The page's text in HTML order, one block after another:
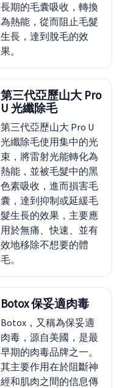
長期的毛囊吸收，轉換
為熱能，從而阻止毛髮
生長，達到脫毛的效
果。
第三代亞歷山大 Pro
U 光纖除毛
第三代亞歷山大 Pro U
光纖除毛使用集中的光
束，將雷射光能轉化為
熱能，並被毛髮中的黑
色素吸收，進而損害毛
囊，達到抑制或延緩毛
髮生長的效果，主要應
用於無痛、快速、並有
效地移除不想要的體
毛。
Botox 保妥適肉毒
Botox，又稱為保妥適
肉毒，源自美國，是最
早期的肉毒品牌之一。
其主要作用在於阻斷神
經和肌肉之間的信息傳